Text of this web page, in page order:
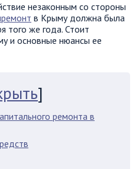
незаконным со стороны
в Крыму должна была
того же года. Стоит
и основные нюансы ее
]
ремонта в